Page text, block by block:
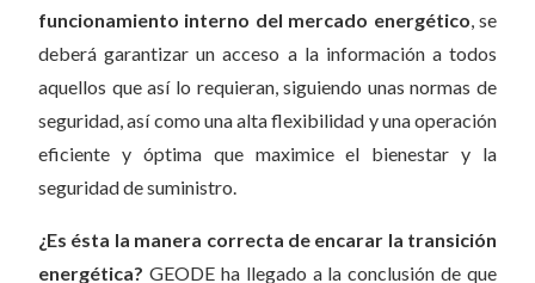
funcionamiento interno del mercado energético, se
deberá garantizar un acceso a la información a todos
aquellos que así lo requieran, siguiendo unas normas de
seguridad, así como una alta flexibilidad y una operación
eficiente y óptima que maximice el bienestar y la
seguridad de suministro.
¿Es ésta la manera correcta de encarar la transición
energética? GEODE ha llegado a la conclusión de que